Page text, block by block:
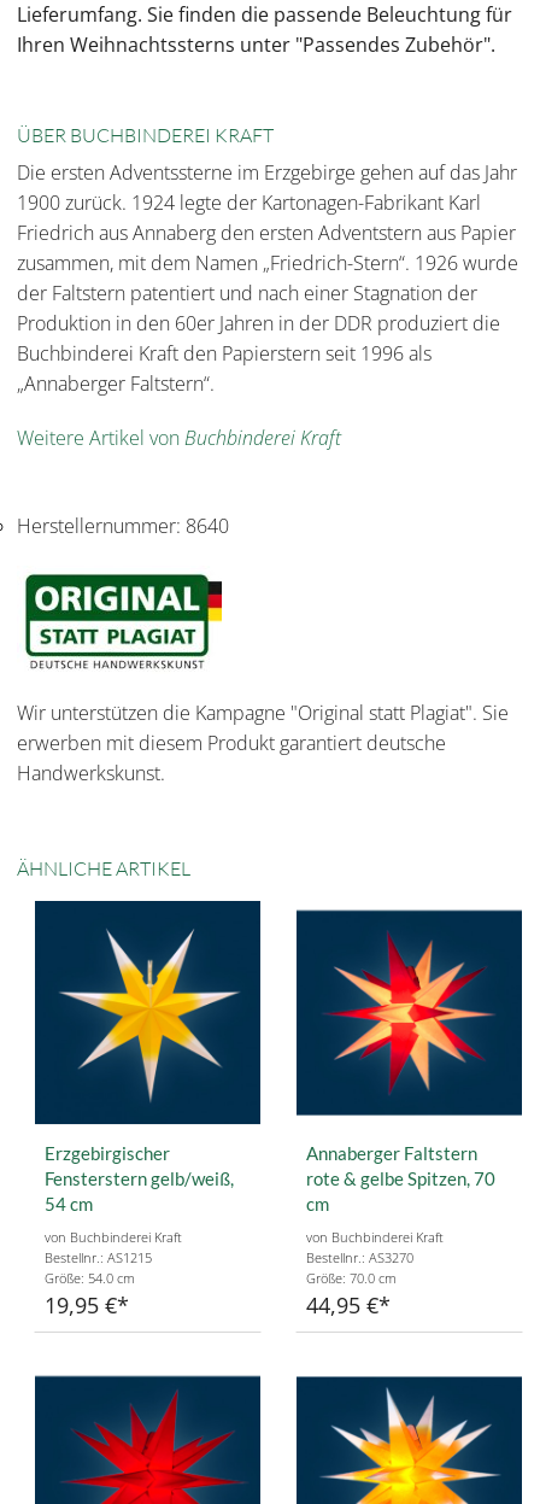
Lieferumfang. Sie finden die passende Beleuchtung für
Ihren Weihnachtssterns unter "Passendes Zubehör".
ÜBER BUCHBINDEREI KRAFT
Die ersten Adventssterne im Erzgebirge gehen auf das Jahr
1900 zurück. 1924 legte der Kartonagen-Fabrikant Karl
Friedrich aus Annaberg den ersten Adventstern aus Papier
zusammen, mit dem Namen „Friedrich-Stern“. 1926 wurde
der Faltstern patentiert und nach einer Stagnation der
Produktion in den 60er Jahren in der DDR produziert die
Buchbinderei Kraft den Papierstern seit 1996 als
„Annaberger Faltstern“.
Weitere Artikel vonBuchbinderei Kraft
Herstellernummer: 8640
Wir unterstützen die Kampagne "Original statt Plagiat". Sie
erwerben mit diesem Produkt garantiert deutsche
Handwerkskunst.
ÄHNLICHE ARTIKEL
Erzgebirgischer
Fensterstern gelb/weiß,
54 cm
von Buchbinderei Kraft
Bestellnr.: AS1215
Größe: 54.0 cm
19,95 €
Annaberger Faltstern
rote & gelbe Spitzen, 70
cm
von Buchbinderei Kraft
Bestellnr.: AS3270
Größe: 70.0 cm
44,95 €